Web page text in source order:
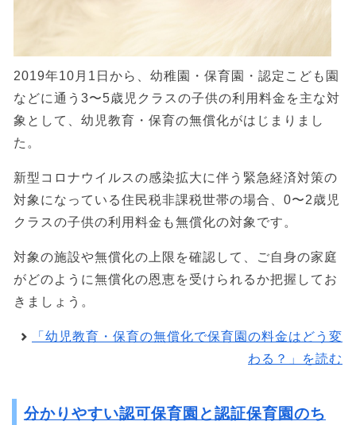
2019年10月1日から、幼稚園・保育園・認定こども園
などに通う3〜5歳児クラスの子供の利用料金を主な対
象として、幼児教育・保育の無償化がはじまりまし
た。
新型コロナウイルスの感染拡大に伴う緊急経済対策の
対象になっている住民税非課税世帯の場合、0〜2歳児
クラスの子供の利用料金も無償化の対象です。
対象の施設や無償化の上限を確認して、ご自身の家庭
がどのように無償化の恩恵を受けられるか把握してお
きましょう。
「幼児教育・保育の無償化で保育園の料金はどう変
わる？」を読む
分かりやすい認可保育園と認証保育園のち